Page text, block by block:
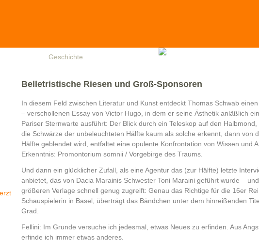
Geschichte Stomps-Archiv
Belletristische Riesen und Groß-Sponsoren
In diesem Feld zwischen Literatur und Kunst entdeckt Thomas Schwab
– verschollenen Essay von Victor Hugo, in dem er seine Ästhetik anläßlich
Pariser Sternwarte ausführt: Der Blick durch ein Teleskop auf den
die Schwärze der unbeleuchteten Hälfte kaum als solche erkennt, dann von
Hälfte geblendet wird, entfaltet eine opulente Konfrontation von Wissen und
Erkenntnis: Promontorium somnii / Vorgebirge des Traums.
Und dann ein glücklicher Zufall, als eine Agentur das (zur Hälfte) letzte
anbietet, das von Dacia Marainis Schwester Toni Maraini geführt wurde –
größeren Verlage schnell genug zugreift: Genau das Richtige für die 16er
Schauspielerin in Basel, überträgt das Bändchen unter dem hinreißenden
Grad.
Fellini: Im Grunde versuche ich jedesmal, etwas Neues zu erfinden. Aus
erfinde ich immer etwas anderes.